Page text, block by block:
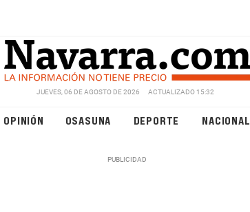
JUEVES, 06 DE AGOSTO DE 2026 ACTUALIZADO 15:32
OPINIÓN OSASUNA DEPORTE NACIONAL